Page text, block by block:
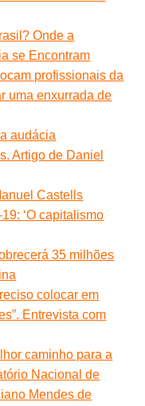
Onde a
se Encontram
profissionais da
uma enxurrada de
audácia
Artigo de Daniel
Castells
‘O capitalismo
35 milhões
colocar em
Entrevista com
caminho para a
Nacional de
Mendes de